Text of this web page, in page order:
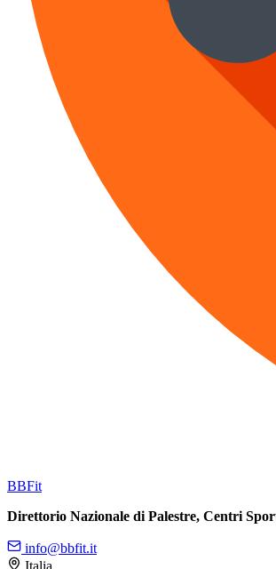
BBFit
Direttorio Nazionale di Palestre, Centri
info@bbfit.it